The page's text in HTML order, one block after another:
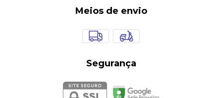
Meios de envio
Segurança